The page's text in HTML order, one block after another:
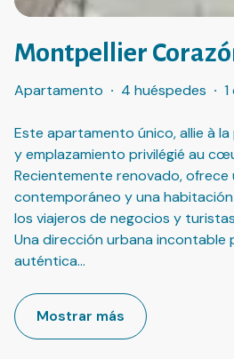
Montpellier
Apartamento · 4 huéspedes ·
Este apartamento único, allie à
y emplazamiento privilégié au
Recientemente renovado, ofrece
contemporáneo y una
los viajeros de negocios y
Una dirección urbana incontable
auténtica...
Mostrar más